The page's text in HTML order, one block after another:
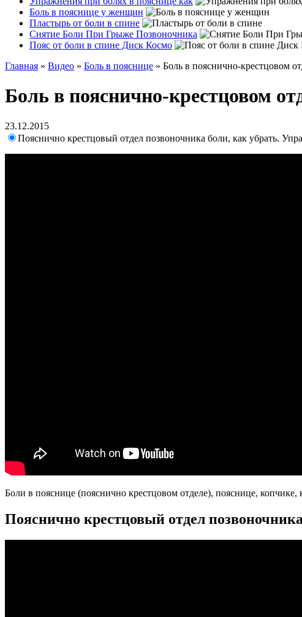
Боль в пояснице у женщин
Пластырь от боли в спине
Снятие Боли При Грыже Позвоночника
Пояс от боли в спине Диск Космо
Главная » Видео » Боль в пояснице » Боль в пояснично-крестцовом
Боль в пояснично-крестцовом
23.12.2015
Пояснично крестцовый отдел позвоночника боли, как убрать.
Боли в пояснице (пояснично крестцовом отделе), пояснице, копчике,
Пояснично крестцовый отдел